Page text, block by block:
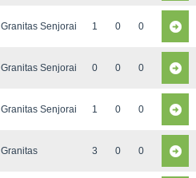
Granitas Senjorai 1 0 0
Granitas Senjorai 0 0 0
Granitas Senjorai 1 0 0
Granitas 3 0 0